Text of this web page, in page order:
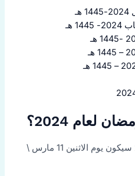
هـ
لعام 2024؟
موعد شهر رمضان لعام 2024 سيكون يوم الاثنين 11 مارس \